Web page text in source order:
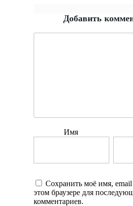
Добавить
Имя
Сохранить моё имя, email
этом браузере для
комментариев.